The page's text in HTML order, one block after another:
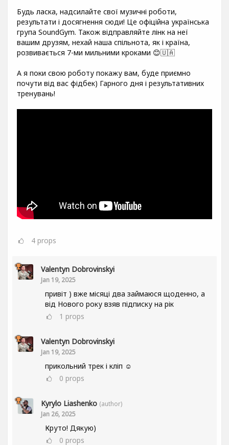
Будь ласка, надсилайте свої музичні роботи,
результати і досягнення сюди! Це офіційна українська
група SoundGym. Також відправляйте лінк на неї
вашим друзям, нехай наша спільнота, як і країна,
розвивається 7-ми мильними кроками 😊🇺🇦
А я поки свою роботу покажу вам, буде приємно
почути від вас фідбек) Гарного дня і результативних
тренувань!
4 props
Valentyn Dobrovinskyi
Jan 19, 2025
привіт ) вже місяці два займаюся щоденно, а
від Нового року взяв підписку на рік
1 props
Valentyn Dobrovinskyi
Jan 19, 2025
прикольний трек і кліп ☺
0 props
Kyrylo Liashenko (author)
Jan 26, 2025
Круто! Дякую)
0 props